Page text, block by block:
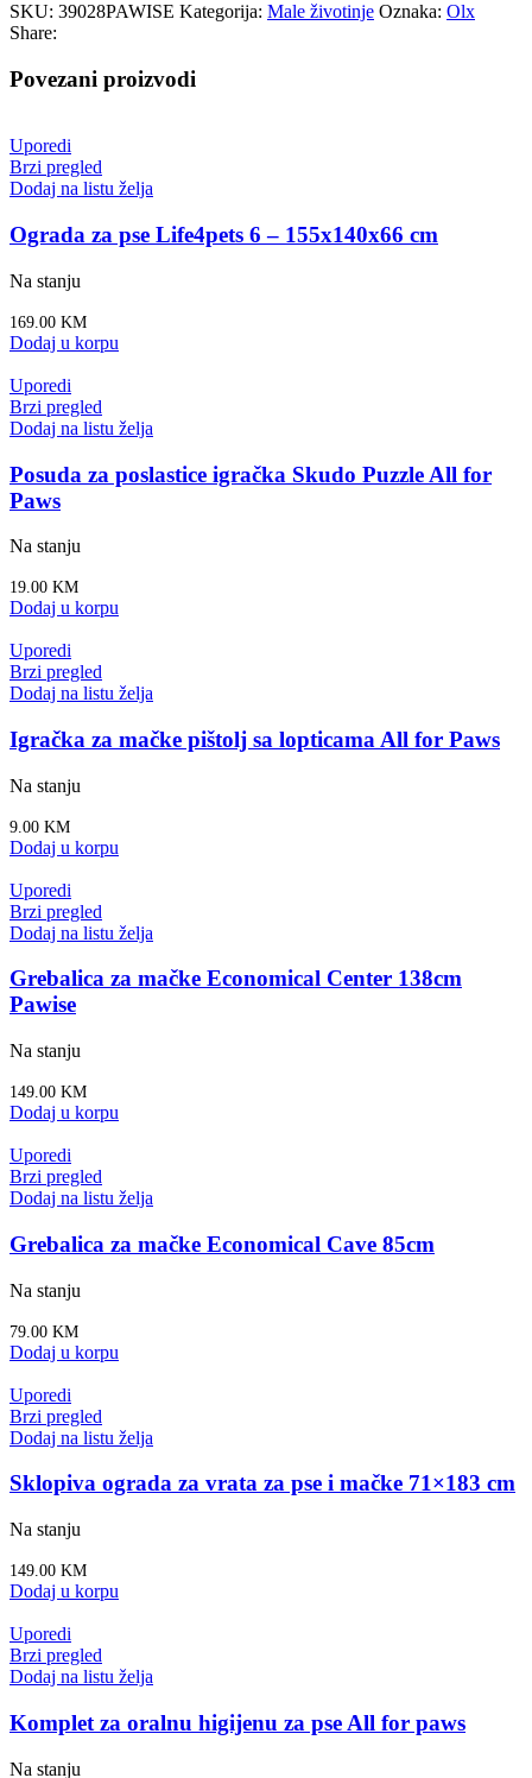
SKU: 39028PAWISE Kategorija: Male životinje Oznaka: Olx
Share:
Povezani proizvodi
Uporedi
Brzi pregled
Dodaj na listu želja
Ograda za pse Life4pets 6 – 155x140x66 cm
Na stanju
169.00 KM
Dodaj u korpu
Uporedi
Brzi pregled
Dodaj na listu želja
Posuda za poslastice igračka Skudo Puzzle All for
Paws
Na stanju
19.00 KM
Dodaj u korpu
Uporedi
Brzi pregled
Dodaj na listu želja
Igračka za mačke pištolj sa lopticama All for Paws
Na stanju
9.00 KM
Dodaj u korpu
Uporedi
Brzi pregled
Dodaj na listu želja
Grebalica za mačke Economical Center 138cm
Pawise
Na stanju
149.00 KM
Dodaj u korpu
Uporedi
Brzi pregled
Dodaj na listu želja
Grebalica za mačke Economical Cave 85cm
Na stanju
79.00 KM
Dodaj u korpu
Uporedi
Brzi pregled
Dodaj na listu želja
Sklopiva ograda za vrata za pse i mačke 71×183 cm
Na stanju
149.00 KM
Dodaj u korpu
Uporedi
Brzi pregled
Dodaj na listu želja
Komplet za oralnu higijenu za pse All for paws
Na stanju